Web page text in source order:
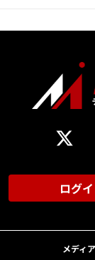
ログ
メディア